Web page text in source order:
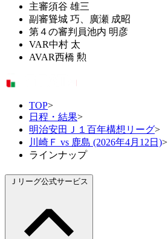
主審須谷 雄三
副審聳城 巧、廣瀬 成昭
第４の審判員池内 明彦
VAR中村 太
AVAR西橋 勲
TOP>
日程・結果>
明治安田Ｊ１百年構想リーグ>
川崎Ｆ vs 鹿島 (2026年4月12日)>
ラインナップ
Ｊリーグ公式サービス